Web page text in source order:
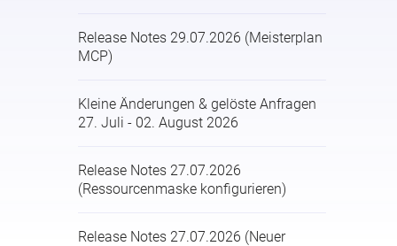
Release Notes 29.07.2026 (Meisterplan
MCP)
Kleine Änderungen & gelöste Anfragen
27. Juli - 02. August 2026
Release Notes 27.07.2026
(Ressourcenmaske konfigurieren)
Release Notes 27.07.2026 (Neuer